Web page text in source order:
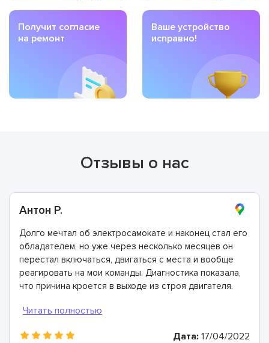
Получит согласие
на ремонт
Ваше устройство
исправно!
Отзывы о нас
Антон Р.
Долго мечтал об электросамокате и наконец стал его
обладателем, но уже через несколько месяцев он
перестал включаться, двигаться с места и вообще
реагировать на мои команды. Диагностика показала,
что причина кроется в выходе из строя двигателя.
Огромная вам благодарность справились невероятно
Дата: 17/04/2022